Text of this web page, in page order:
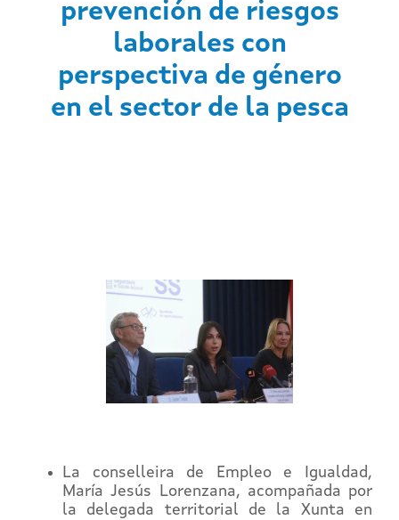
prevención de riesgos
laborales con
perspectiva de género
en el sector de la pesca
La conselleira de Empleo e Igualdad,
María Jesús Lorenzana, acompañada por
la delegada territorial de la Xunta en